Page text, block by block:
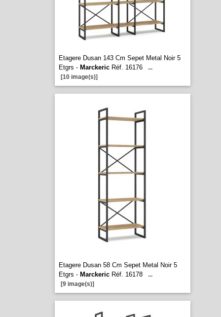
Etagere Dusan 143 Cm Sepet Metal Noir 5
Etgrs - MarckericRéf. 16176
...
[10 image(s)]
Etagere Dusan 58 Cm Sepet Metal Noir 5
Etgrs - MarckericRéf. 16178
...
[9 image(s)]